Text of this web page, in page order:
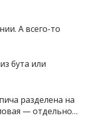
А всего-то
разделена на
— отдельно…